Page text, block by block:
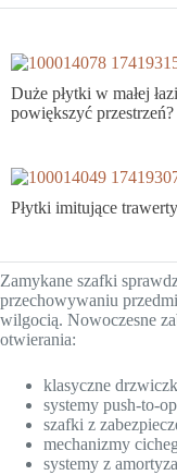
Duże płytki w małej
powiększyć przestrzeń?
Płytki imitujące
Zamykane szafki
przechowywaniu
wilgocią. Nowoczesne
otwierania:
klasyczne
systemy push-to-
szafki z
mechanizmy
systemy z